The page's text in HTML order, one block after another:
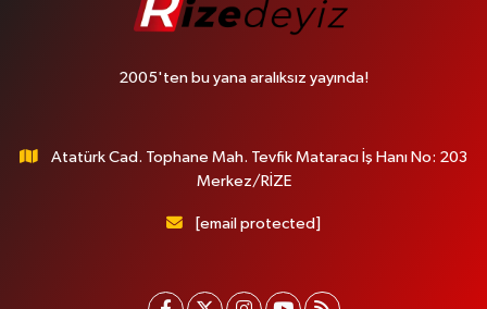
2005'ten bu yana aralıksız yayında!
Atatürk Cad. Tophane Mah. Tevfik Mataracı İş Hanı No: 203
Merkez/RİZE
[email protected]